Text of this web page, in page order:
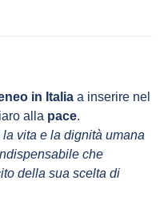
in Italia a inserire nel
alla pace.
vita e la dignità umana
che
della sua scelta di